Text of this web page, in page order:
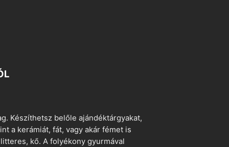
Készíthetsz belőle ajándéktárgyakat,
a kerámiát, fát, vagy akár fémet is
kő. A folyékony gyurmával